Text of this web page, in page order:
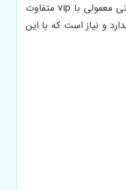
نمی باشد. در ناوگان اتوبوس هایی که ارائه می شود بر اساس امکانات و ظرفیت و ویژگی ها دارای قیمت های مختلف هستند. به صورتی که هزینه اجاره اتوبوس دربستی معمولی با vip متفاوت
و نیاز است که با این